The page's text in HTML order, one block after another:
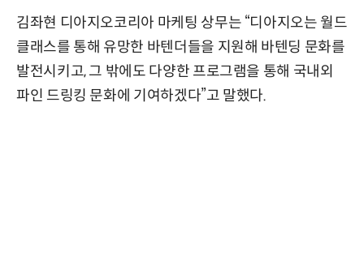
김좌현 디아지오코리아 마케팅 상무는 “디아지오는 월드
클래스를 통해 유망한 바텐더들을 지원해 바텐딩 문화를
발전시키고, 그 밖에도 다양한 프로그램을 통해 국내외
파인 드링킹 문화에 기여하겠다”고 말했다.